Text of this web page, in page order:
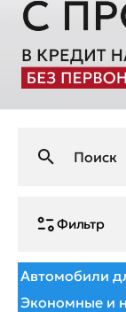
Фильтр
Автомобили
Экономные и